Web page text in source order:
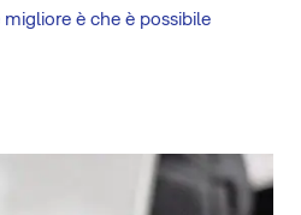
è che è possibile